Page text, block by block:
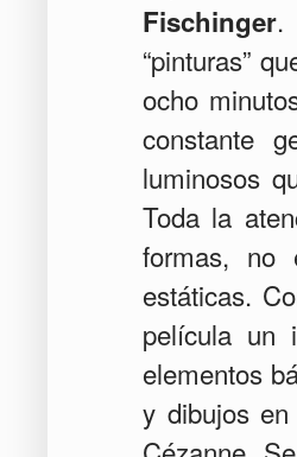
Fischinger.
“pinturas”
ocho
constante
luminosos
Toda la
formas, no
estáticas.
película un
elementos
y dibujos